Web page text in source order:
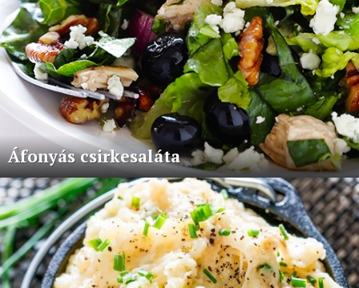
Áfonyás csirkesaláta